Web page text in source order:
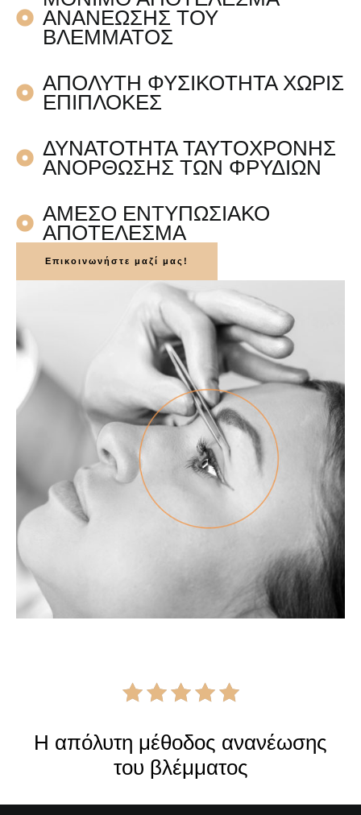
ΑΝΑΝΕΩΣΗΣ ΤΟΥ
ΒΛΕΜΜΑΤΟΣ
ΑΠΟΛΥΤΗ ΦΥΣΙΚΟΤΗΤΑ ΧΩΡΙΣ
ΕΠΙΠΛΟΚΕΣ
ΔΥΝΑΤΟΤΗΤΑ ΤΑΥΤΟΧΡΟΝΗΣ
ΑΝΟΡΘΩΣΗΣ ΤΩΝ ΦΡΥΔΙΩΝ
ΑΜΕΣΟ ΕΝΤΥΠΩΣΙΑΚΟ
ΑΠΟΤΕΛΕΣΜΑ
Επικοινωνήστε μαζί μας!
Η απόλυτη μέθοδος ανανέωσης
του βλέμματος